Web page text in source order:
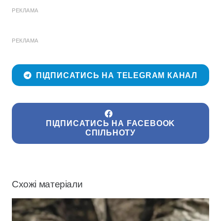
РЕКЛАМА
РЕКЛАМА
ПІДПИСАТИСЬ НА TELEGRAM КАНАЛ
ПІДПИСАТИСЬ НА FACEBOOK
СПІЛЬНОТУ
Схожі матеріали